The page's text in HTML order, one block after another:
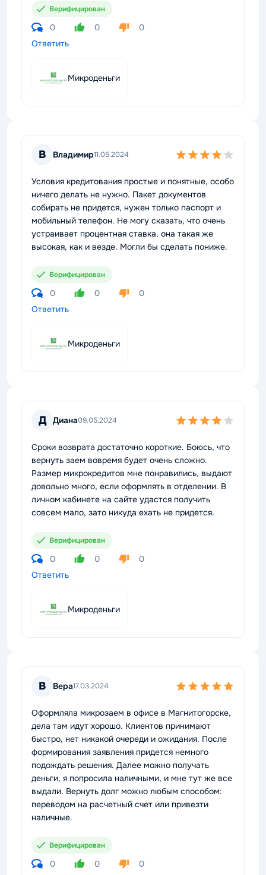
Верифицирован
0 0
0
Ответить
Микроденьги
В Владимир11.05.2024
Условия кредитования простые и понятные, особо
ничего делать не нужно. Пакет документов
собирать не придется, нужен только паспорт и
мобильный телефон. Не могу сказать, что очень
устраивает процентная ставка, она такая же
высокая, как и везде. Могли бы сделать пониже.
Верифицирован
0 0
0
Ответить
Микроденьги
Д Диана09.05.2024
Сроки возврата достаточно короткие. Боюсь, что
вернуть заем вовремя будет очень сложно.
Размер микрокредитов мне понравились, выдают
довольно много, если оформлять в отделении. В
личном кабинете на сайте удастся получить
совсем мало, зато никуда ехать не придется.
Верифицирован
0 0
0
Ответить
Микроденьги
В Вера17.03.2024
Оформляла микрозаем в офисе в Магнитогорске,
дела там идут хорошо. Клиентов принимают
быстро, нет никакой очереди и ожидания. После
формирования заявления придется немного
подождать решения. Далее можно получать
деньги, я попросила наличными, и мне тут же все
выдали. Вернуть долг можно любым способом:
переводом на расчетный счет или привезти
наличные.
Верифицирован
0 0
0